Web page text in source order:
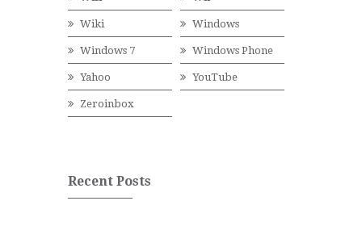
Wiki Windows
Windows 7 Windows Phone
Yahoo YouTube
Zeroinbox
Recent Posts